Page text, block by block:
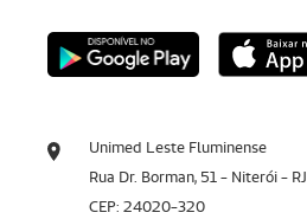
Unimed Leste Fluminense
Rua Dr. Borman, 51 - Niterói - RJ
CEP: 24020-320